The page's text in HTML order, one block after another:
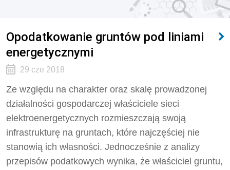
Opodatkowanie gruntów pod liniami
energetycznymi
29 cze 2018
Ze względu na charakter oraz skalę prowadzonej
działalności gospodarczej właściciele sieci
elektroenergetycznych rozmieszczają swoją
infrastrukturę na gruntach, które najczęściej nie
stanowią ich własności. Jednocześnie z analizy
przepisów podatkowych wynika, że właściciel gruntu,